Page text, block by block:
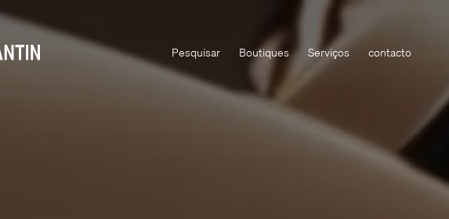
Pesquisar Boutiques Serviços contacto